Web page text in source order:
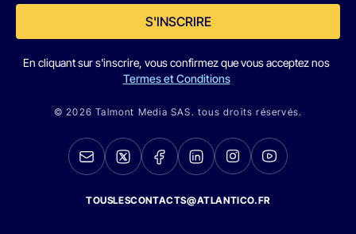
S'INSCRIRE
En cliquant sur s'inscrire, vous confirmez que vous acceptez nos
Termes et Conditions
© 2026 Talmont Media SAS. tous droits réservés.
TOUSLESCONTACTS@ATLANTICO.FR